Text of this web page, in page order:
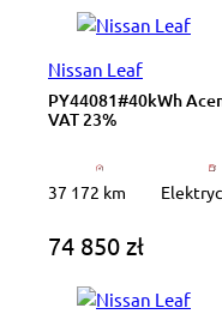
Nissan Leaf
PY44081#40kWh
VAT 23%
37 172 km
74 850 zł